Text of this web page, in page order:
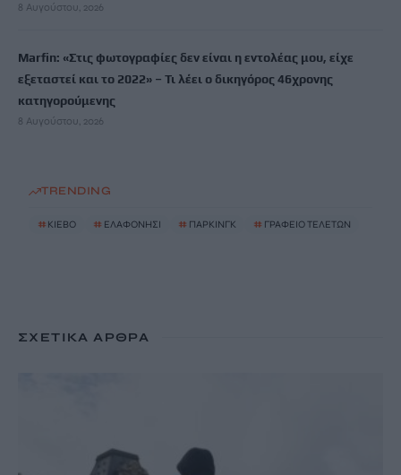
8 Αυγούστου, 2026
Marfin: «Στις φωτογραφίες δεν είναι η εντολέας μου, είχε
εξεταστεί και το 2022» – Τι λέει ο δικηγόρος 46χρονης
κατηγορούμενης
8 Αυγούστου, 2026
TRENDING
# ΚΙΕΒΟ # ΕΛΑΦΟΝΗΣΙ # ΠΑΡΚΙΝΓΚ # ΓΡΑΦΕΙΟ ΤΕΛΕΤΩΝ
ΣΧΕΤΙΚΆ ΆΡΘΡΑ